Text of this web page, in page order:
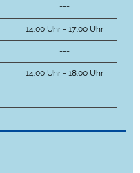
---
14:00 Uhr - 17:00 Uhr
---
14:00 Uhr - 18:00 Uhr
---